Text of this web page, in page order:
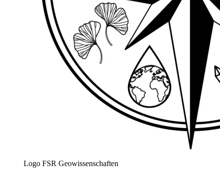
Logo FSR Geowissenschaften